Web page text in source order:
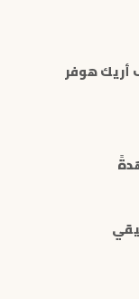
أريك هوفر